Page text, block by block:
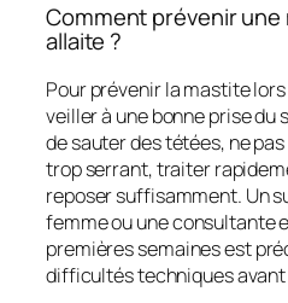
Comment prévenir
allaite ?
Pour prévenir la mastite
veiller à une bonne prise du
de sauter des tétées, ne
trop serrant, traiter
reposer suffisamment. Un
femme ou une consultante
premières semaines est
difficultés techniques avant